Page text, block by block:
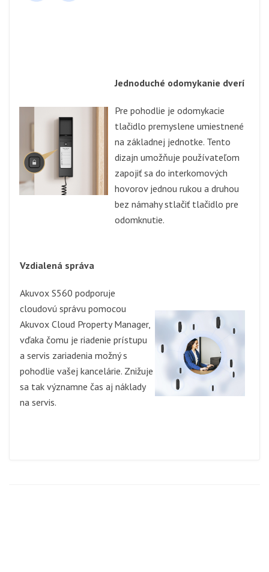
Jednoduché odomykanie dverí
Pre pohodlie je odomykacie
tlačidlo premyslene umiestnené
na základnej jednotke. Tento
dizajn umožňuje používateľom
zapojiť sa do interkomových
hovorov jednou rukou a druhou
bez námahy stlačiť tlačidlo pre
odomknutie.
Vzdialená správa
Akuvox S560 podporuje
cloudovú správu pomocou
Akuvox Cloud Property Manager,
vďaka čomu je riadenie prístupu
a servis zariadenia možný s
pohodlie vašej kancelárie. Znižuje
sa tak významne čas aj náklady
na servis.